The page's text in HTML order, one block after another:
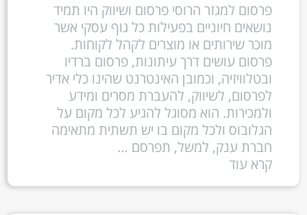
פרסום למגזר הרוסי פרסום ושיווק היו תמיד
נושאים חיוניים בפעילות כל גוף עסקי אשר
מוכר שירותים או מוצרים לקהל לקוחות.
פרסום עושים דרך עיתונות, פרסום ברדיו
ובטלוויזיה, וכמובן האינטרנט שהינו כלי אדיר
לפרסום, לשיווק, להעברת מסרים ומידע
ולמכירות. הוא מסוגל להגיע לכל מקום על
הגלובוס ולכל מקום בו יש תשתית מתאימה
חברת ענק, למשל, תפרסם …
קרא עוד